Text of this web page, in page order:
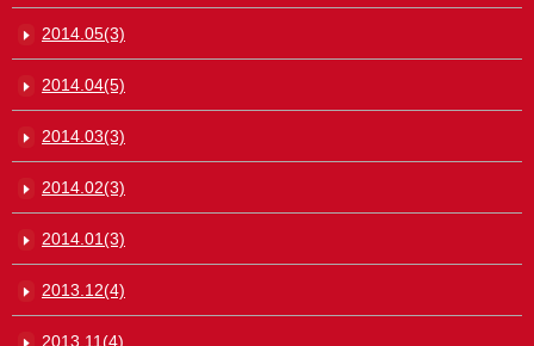
2014.05(3)
2014.04(5)
2014.03(3)
2014.02(3)
2014.01(3)
2013.12(4)
2013.11(4)